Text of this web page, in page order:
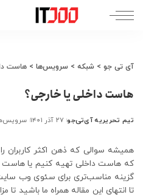
آی تی جو > شبکه > سرویس‌ها > هاست
هاست داخلی یا خارجی؟
ارسال
توسط
تیم تحریریه آی‌تی‌جو ۲۷ آذر ۱۴۰۱
همیشه سوالی که ذهن اکثر
که هاست داخلی تهیه کنیم یا هاست
گزینه مناسب‌تری برای سئوی وب
تا انتهای این مقاله همراه ما باشید